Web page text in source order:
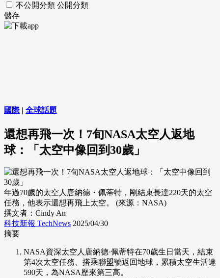
不公開分類 公開分類
儲存
國際| 全球話題
還想再飛一次！7旬NASA太空人返地
球：「太空中像回到30歲」
年過70歲的太空人唐納德・佩蒂特，剛結束長達220天的太空
任務，他表示還想再飛上太空。 (來源：NASA)
撰文者：Cindy An
科技新報 TechNews 2025/04/30
摘要
NASA資深太空人唐納德·佩蒂特在70歲生日當天，結束
第4次太空任務、搭乘聯盟號返回地球，累積太空生活達
590天，為NASA歷來第三高。